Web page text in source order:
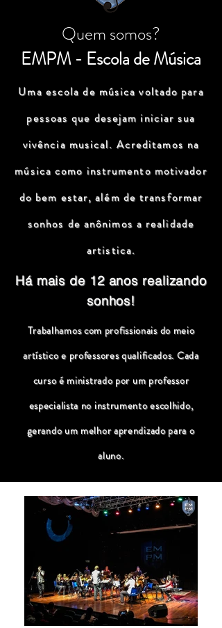
Quem somos?
EMPM - Escola de Música
Uma escola de música voltado para
pessoas que desejam iniciar sua
vivência musical. Acreditamos na
música como instrumento motivador
do bem estar, além de transformar
sonhos de anônimos a realidade
artistica.
Há mais de 12 anos realizando
sonhos!
Trabalhamos com profissionais do meio
artístico e professores qualificados. Cada
curso é ministrado por um professor
especialista no instrumento escolhido,
gerando um melhor aprendizado para o
aluno.